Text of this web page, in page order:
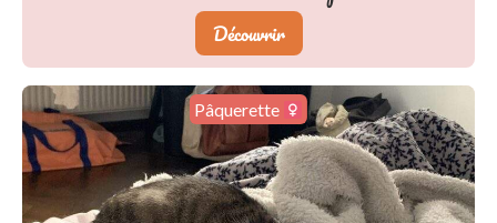
Découvrir
Marley (FA )